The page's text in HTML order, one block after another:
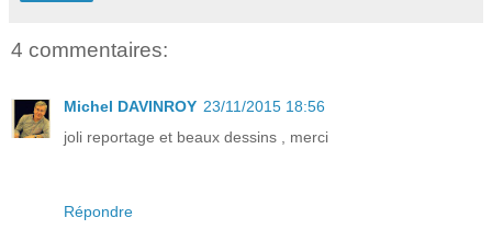
4 commentaires:
Michel DAVINROY 23/11/2015 18:56
joli reportage et beaux dessins , merci
Répondre